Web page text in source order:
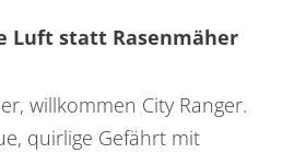
Luft statt Rasenmäher
willkommen City Ranger.
quirlige Gefährt mit